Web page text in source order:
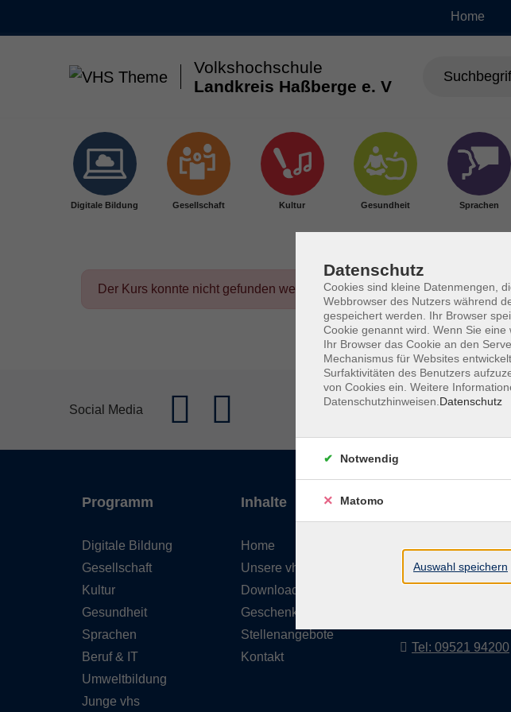
Home
Volkshochschule
Landkreis Haßberge e. V
Digitale Bildung Gesellschaft Kultur Gesundheit Sprachen
Der Kurs konnte nicht gefunden werden.
Social Media
Programm
Digitale Bildung
Gesellschaft
Kultur
Gesundheit
Sprachen
Beruf & IT
Umweltbildung
Junge vhs
Inhalte
Home
Unsere vhs
Downloads
Geschenkgutschein
Stellenangebote
Kontakt
Hofheimer Str. 20
97437 Haßfurt
Tel: 09521 94200
Datenschutz
Cookies sind kleine Datenmengen,
Webbrowser des Nutzers während
gespeichert werden. Ihr Browser
Cookie genannt wird. Wenn Sie
Ihr Browser das Cookie an den
Mechanismus für Websites
Surfaktivitäten des Benutzers
von Cookies ein. Weitere
Datenschutzhinweisen. Datenschutz
Notwendig
Matomo
Auswahl speichern